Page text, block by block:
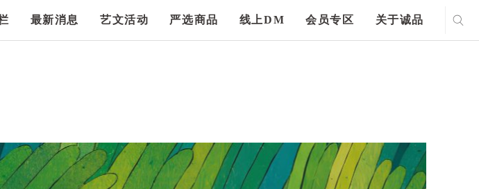
最新消息 艺文活动 严选商品 线上DM 会员专区 关于诚品